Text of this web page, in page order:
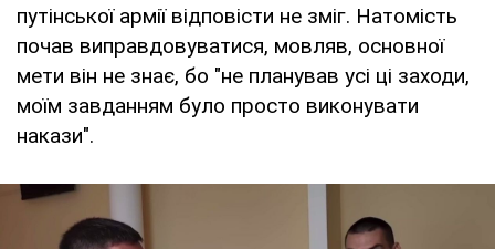
путінської армії відповісти не зміг. Натомість
почав виправдовуватися, мовляв, основної
мети він не знає, бо "не планував усі ці заходи,
моїм завданням було просто виконувати
накази".